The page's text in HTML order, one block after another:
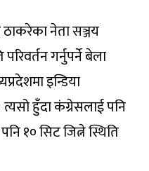
नेता सञ्जय
गर्नुपर्ने बेला
इन्डिया
हुँदा कंग्रेसलाई पनि
१० सिट जित्ने स्थिति